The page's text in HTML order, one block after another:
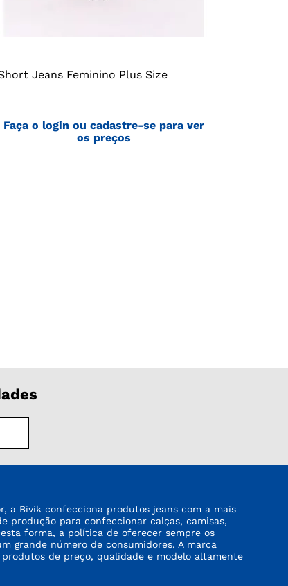
Jeans Feminino Plus Size
Faça o login ou cadastre-se para ver
os preços
a Bivik confecciona produtos jeans com a mais
produção para confeccionar calças, camisas,
forma, a política de oferecer sempre os
grande número de consumidores. A marca
de preço, qualidade e modelo altamente